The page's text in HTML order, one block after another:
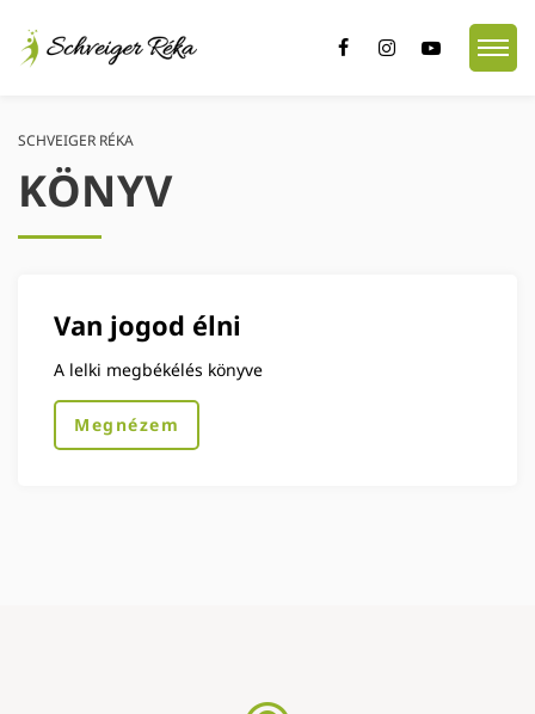
SCHVEIGER RÉKA
KÖNYV
Van jogod élni
A lelki megbékélés könyve
Megnézem